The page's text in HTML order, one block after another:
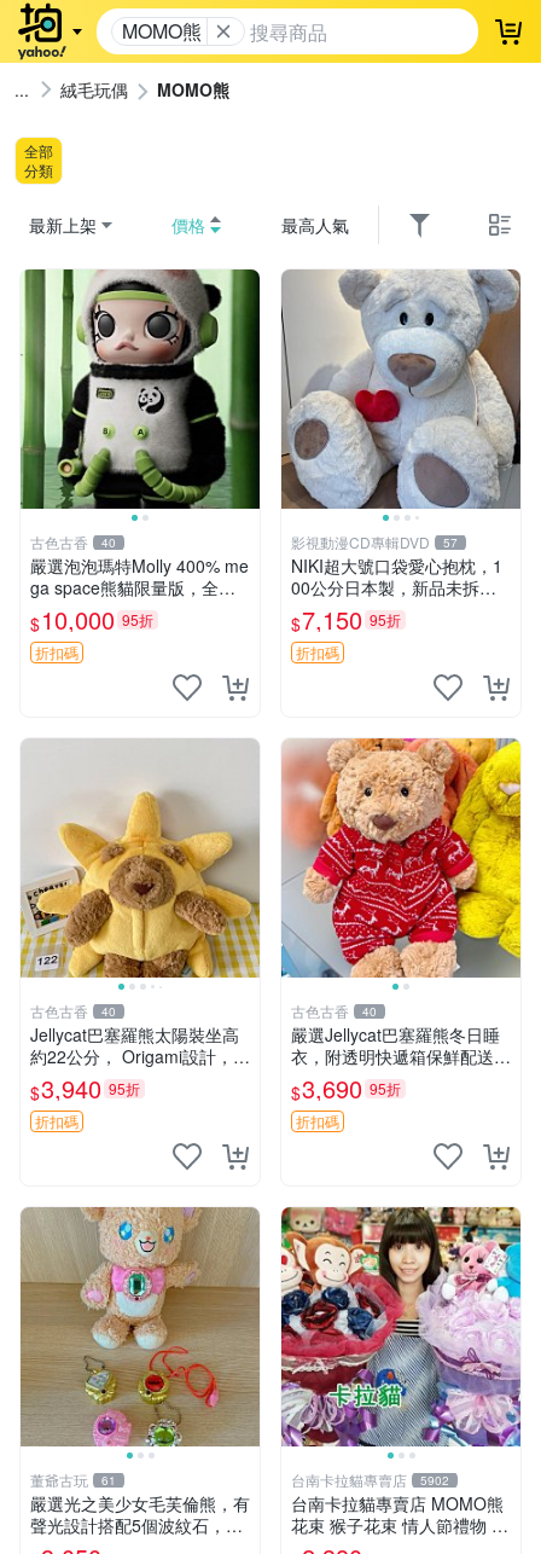
MOMO熊 登
絨毛玩偶 MOMO熊
全部
分類
最新上架 價格 最高人氣
古色古香 40
嚴選泡泡瑪特Molly 400% me
ga space熊貓限量版，全新
附原Packaging。拍下即視頻
確認。 泡泡瑪特 Molly 400%
熊貓 新
$10,000 95折
折扣碼
影視動漫CD專輯DVD 57
NIKI超大號口袋愛心抱枕，1
00公分日本製，新品未拆封
胖嘟嘟收藏推薦 愛心抱枕 日
本 抱枕
$7,150 95折
折扣碼
古色古香 40
Jellycat巴塞羅熊太陽裝坐高
約22公分， Origami設計，來
自越南。嚴選 Recommendat
ion！巴塞羅、 Origami熊、J
elly
$3,940 95折
折扣碼
古色古香 40
嚴選Jellycat巴塞羅熊冬日睡
衣，附透明快遞箱保鮮配送，
童趣可愛可收藏 巴塞羅熊 睡
衣 透明袋
$3,690 95折
折扣碼
董爺古玩 61
嚴選光之美少女毛芙倫熊，有
聲光設計搭配5個波紋石，成
色完美如圖。爽快附電池，讓
台南卡拉貓專賣店 5902
台南卡拉貓專賣店 MOMO熊
花束 猴子花束 情人節禮物 二
選一 可繡字 可今天寄明天到